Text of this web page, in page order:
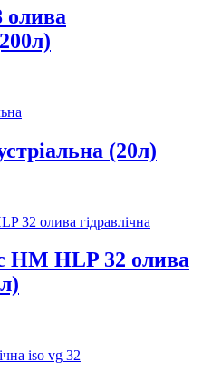
олива
(20л)
HM HLP 32 олива